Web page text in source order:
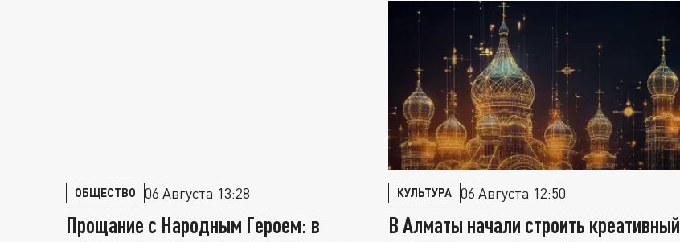
ОБЩЕСТВО 06 Августа 13:28
Прощание с Народным Героем: в
КУЛЬТУРА 06 Августа 12:50
В Алматы начали строить креативный